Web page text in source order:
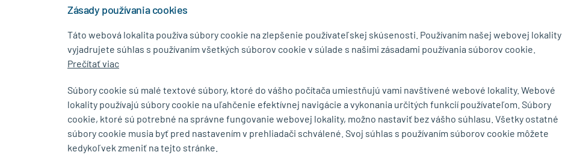
KONTAKTNÉ ÚDAJE
MB.Kovanie
Pavla Horova 1/23, 080 01
Prešov
Zobraziť na mape
O Spoločnosti
Blog
Kontakty
Doručenie a osobný odber
Obchodné podmienky
Reklamačný poriadok
Ochrana osobných údajov
Zásady používania cookies
Táto webová lokalita používa súbory cookie na zlepšenie používateľskej skúsenosti. Používaním našej webovej lokality
vyjadrujete súhlas s používaním všetkých súborov cookie v súlade s našimi zásadami používania súborov cookie.
Prečítať viac
Súbory cookie sú malé textové súbory, ktoré do vášho počítača umiestňujú vami navštívené webové lokality. Webové
lokality používajú súbory cookie na uľahčenie efektívnej navigácie a vykonania určitých funkcií používateľom. Súbory
cookie, ktoré sú potrebné na správne fungovanie webovej lokality, možno nastaviť bez vášho súhlasu. Všetky ostatné
súbory cookie musia byť pred nastavením v prehliadači schválené. Svoj súhlas s používaním súborov cookie môžete
kedykoľvek zmeniť na tejto stránke.